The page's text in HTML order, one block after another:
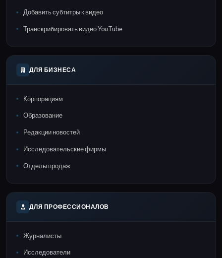
Добавить субтитры к видео
Транскрибировать видео YouTube
ДЛЯ БИЗНЕСА
Корпорациям
Образование
Редакции новостей
Исследовательские фирмы
Отделы продаж
ДЛЯ ПРОФЕССИОНАЛОВ
Журналисты
Исследователи